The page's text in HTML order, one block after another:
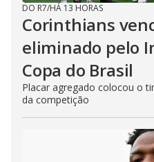
DO R7/HÁ 13 HORAS
Corinthians
eliminado pelo
Copa do Brasil
Placar agregado colocou o
da competição